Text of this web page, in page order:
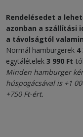
Rendelésedet a
azonban a szállítási
a távolságtól
Normál hamburgerek 4
egytálételek 3 990 Ft-tól
Minden hamburger
húspogácsávalis +1
+750 Ft-ért.